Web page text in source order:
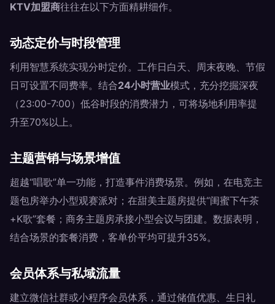
KTV加盟商往往在以下方面精耕细作。
动态定价与时段管理
利用智慧系统实现分时定价。工作日白天、周末夜晚、节假
日可设置不同费率。结合24小时营业模式，充分挖掘深夜
（23:00-7:00）低谷时段的消费潜力，可将场地利用率提
升至70%以上。
主题营销与场景增值
超越“唱歌”单一功能，打造事件消费场景。例如，在电竞主
题包房举办小型观赛派对；在甜美主题房提供“闺蜜下午茶
+K歌”套餐；商务主题房承接小型会议与团建。数据表明，
结合场景的套餐消费，客单价平均可提升35%。
会员体系与私域流量
建立微信社群或小程序会员体系，通过储值优惠、生日礼